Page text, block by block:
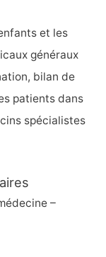
et les
généraux
bilan de
patients dans
spécialistes
–